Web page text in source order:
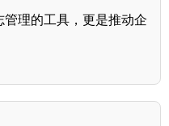
理的工具，更是推动企